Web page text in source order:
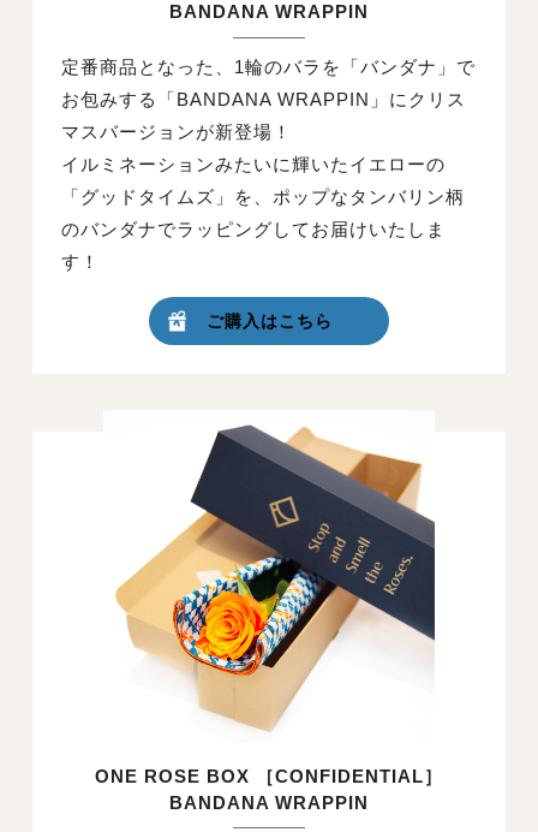
BANDANA WRAPPIN
定番商品となった、1輪のバラを「バンダナ」で
お包みする「BANDANA WRAPPIN」にクリス
マスバージョンが新登場！
イルミネーションみたいに輝いたイエローの
「グッドタイムズ」を、ポップなタンバリン柄
のバンダナでラッピングしてお届けいたしま
す！
ご購入はこちら
ONE ROSE BOX ［CONFIDENTIAL］
BANDANA WRAPPIN